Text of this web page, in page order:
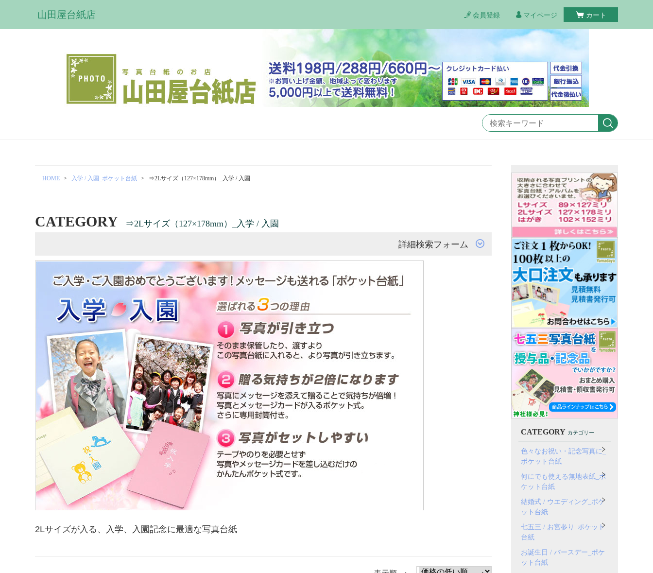
山田屋台紙店 会員登録 マイページ カート
HOME 入学 / 入園_ポケット台紙 ⇒2Lサイズ（127×178mm）_入学 / 入園
CATEGORY ⇒2Lサイズ（127×178mm）_入学 / 入園
詳細検索フォーム
2Lサイズが入る、入学、入園記念に最適な写真台紙
CATEGORY カテゴリー
色々なお祝い・記念写真に_
ポケット台紙
何にでも使える無地表紙_ポ
ケット台紙
結婚式 / ウエディング_ポケ
ット台紙
七五三 / お宮参り_ポケット
台紙
お誕生日 / バースデー_ポケ
ット台紙